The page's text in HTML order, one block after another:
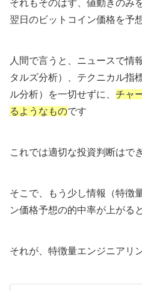
それもそのはず、値動きのみ
翌日のビットコイン価格を予
人間で言うと、ニュースで情
タルズ分析）、テクニカル指
ル分析）を一切せずに、 チャ
るようなものです
これでは適切な投資判断はで
そこで、もう少し情報（特徴
ン価格予想の的中率が上がる
それが、特徴量エンジニアリ